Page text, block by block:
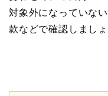
対象外になっていな
款などで確認しましょ